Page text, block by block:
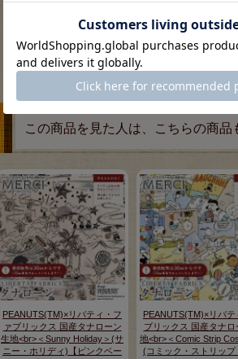
この商品を見た人は、こちらの商品
PEANUTS(TM)×リバティ・フ
ァブリックス 国産タナローン
生地<br>＜Sunny Holiday＞(サ
ニー・ホリディ)【ピンクベー
PEANUTS(TM)×リバテ
ブリックス 国産タナロ
地<br>＜Comic Strip
(コミック・ストリップ